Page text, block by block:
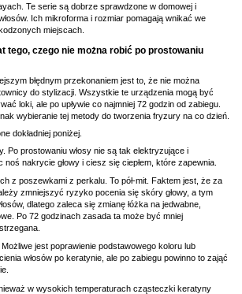
Te serie są dobrze sprawdzone w domowej i
Ich mikroforma i rozmiar pomagają wnikać we
miejscach.
tego, czego nie można robić po prostowaniu
błędnym przekonaniem jest to, że nie można
do stylizacji. Wszystkie te urządzenia mogą być
loki, ale po upływie co najmniej 72 godzin od zabiegu.
wybieranie tej metody do tworzenia fryzury na co dzień.
dokładniej poniżej.
Po prostowaniu włosy nie są tak elektryzujące i
noś nakrycie głowy i ciesz się ciepłem, które zapewnia.
z poszewkami z perkalu. To pół-mit. Faktem jest, że za
zmniejszyć ryzyko pocenia się skóry głowy, a tym
dlatego zaleca się zmianę łóżka na jedwabne,
Po 72 godzinach zasada ta może być mniej
Możliwe jest poprawienie podstawowego koloru lub
włosów po keratynie, ale po zabiegu powinno to zająć
w wysokich temperaturach cząsteczki keratyny